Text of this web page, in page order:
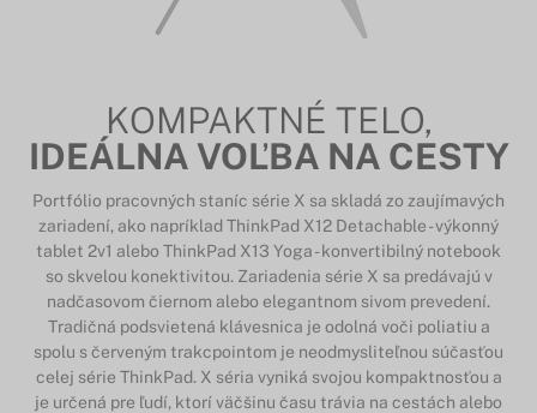
KOMPAKTNÉ TELO,
IDEÁLNA VOĽBA NA CESTY
Portfólio pracovných staníc série X sa skladá zo zaujímavých
zariadení, ako napríklad ThinkPad X12 Detachable - výkonný
tablet 2v1 alebo ThinkPad X13 Yoga - konvertibilný notebook
so skvelou konektivitou. Zariadenia série X sa predávajú v
nadčasovom čiernom alebo elegantnom sivom prevedení.
Tradičná podsvietená klávesnica je odolná voči poliatiu a
spolu s červeným trakcpointom je neodmysliteľnou súčasťou
celej série ThinkPad. X séria vyniká svojou kompaktnosťou a
je určená pre ľudí, ktorí väčšinu času trávia na cestách alebo